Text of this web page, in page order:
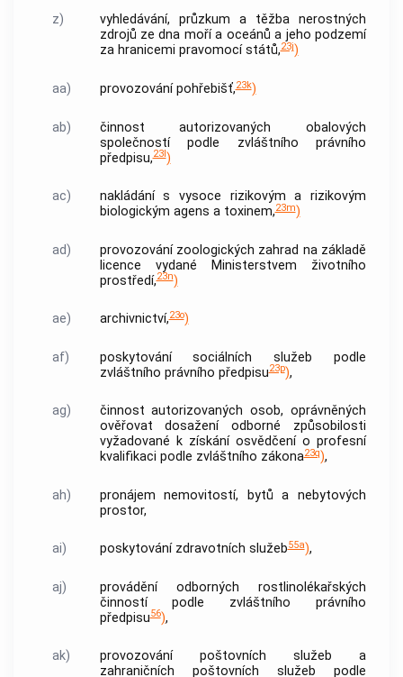
z)
vyhledávání, průzkum a těžba nerostných
zdrojů ze dna moří a oceánů a jeho podzemí
za hranicemi pravomocí států,23j)
aa) provozování pohřebišť,23k)
ab)
činnost autorizovaných obalových
společností podle zvláštního právního
předpisu,23l)
ac)
nakládání s vysoce rizikovým a rizikovým
biologickým agens a toxinem,23m)
ad)
provozování zoologických zahrad na základě
licence vydané Ministerstvem životního
prostředí,23n)
ae) archivnictví,23o)
af)
poskytování sociálních služeb podle
zvláštního právního předpisu23p),
ag)
činnost autorizovaných osob, oprávněných
ověřovat dosažení odborné způsobilosti
vyžadované k získání osvědčení o profesní
kvalifikaci podle zvláštního zákona23q),
ah) pronájemnemovitostí, bytů a nebytových
prostor,
ai) poskytování zdravotních služeb55a),
aj)
provádění odborných rostlinolékařských
činností podle zvláštního právního
předpisu56),
ak)
provozování poštovních služeb a
zahraničních poštovních služeb podle